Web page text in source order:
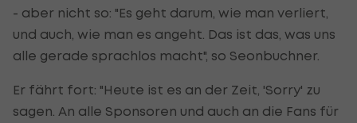
- aber nicht so: "Es geht darum, wie man verliert,
und auch, wie man es angeht. Das ist das, was uns
alle gerade sprachlos macht", so Seonbuchner.
Er fährt fort: "Heute ist es an der Zeit, 'Sorry' zu
sagen. An alle Sponsoren und auch an die Fans für